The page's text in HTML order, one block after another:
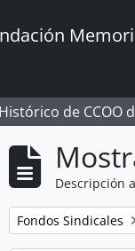
de CCOO
Descripción
Remove filter:
Fondos Sindicales